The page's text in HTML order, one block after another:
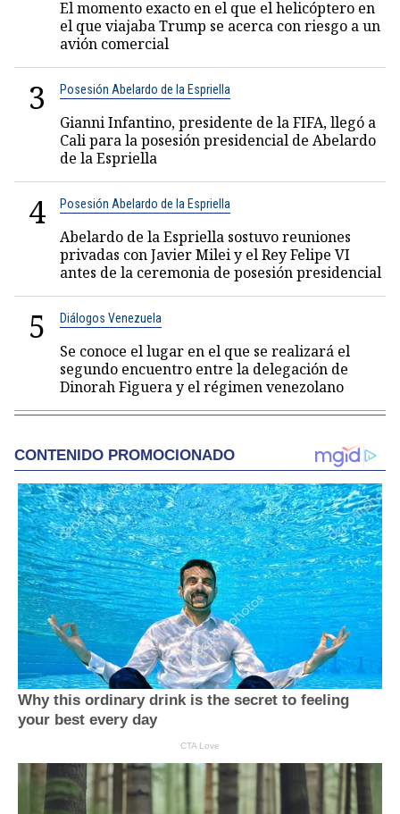
El momento exacto en el que el helicóptero en
el que viajaba Trump se acerca con riesgo a un
avión comercial
3 Posesión Abelardo de la Espriella
Gianni Infantino, presidente de la FIFA, llegó a
Cali para la posesión presidencial de Abelardo
de la Espriella
4 Posesión Abelardo de la Espriella
Abelardo de la Espriella sostuvo reuniones
privadas con Javier Milei y el Rey Felipe VI
antes de la ceremonia de posesión presidencial
5 Diálogos Venezuela
Se conoce el lugar en el que se realizará el
segundo encuentro entre la delegación de
Dinorah Figuera y el régimen venezolano